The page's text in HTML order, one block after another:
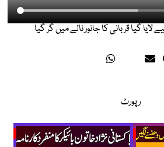
گیا قربانی کا جانور نالے میں گر گیا
رپورٹ